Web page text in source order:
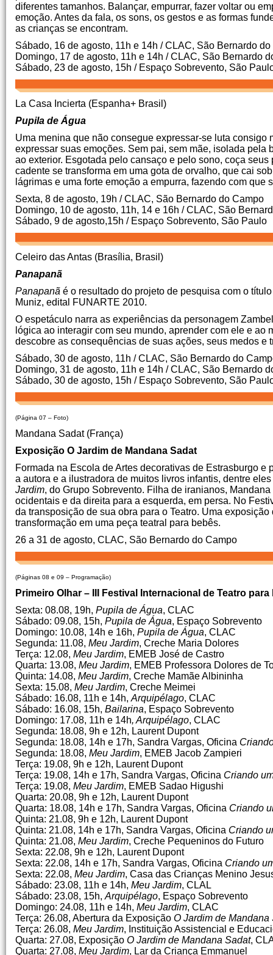
diferentes tamanhos. Balançar, empurrar, fazer voltar ou
emoção. Antes da fala, os sons, os gestos e as formas
as crianças se encontram.
Sábado, 16 de agosto, 11h e 14h / CLAC, São Bernardo
Domingo, 17 de agosto, 11h e 14h / CLAC, São Bernardo
Sábado, 23 de agosto, 15h / Espaço Sobrevento, São
La Casa Incierta (Espanha+ Brasil)
Pupila de Água
Uma menina que não consegue expressar-se luta
expressar suas emoções. Sem pai, sem mãe, isolada
ao exterior. Esgotada pelo cansaço e pelo sono, coça
cadente se transforma em uma gota de orvalho, que cai
lágrimas e uma forte emoção a empurra, fazendo com
Sexta, 8 de agosto, 19h / CLAC, São Bernardo do Campo
Domingo, 10 de agosto, 11h, 14 e 16h / CLAC, São
Sábado, 9 de agosto,15h / Espaço Sobrevento, São Paulo
Celeiro das Antas (Brasília, Brasil)
Panapanã
Panapanã é o resultado do projeto de pesquisa com o
Muniz, edital FUNARTE 2010.
O espetáculo narra as experiências da personagem
lógica ao interagir com seu mundo, aprender com ele e
descobre as consequências de suas ações, seus medos e
Sábado, 30 de agosto, 11h / CLAC, São Bernardo do
Domingo, 31 de agosto, 11h e 14h / CLAC, São Bernardo
Sábado, 30 de agosto, 15h / Espaço Sobrevento, São
(Página 07 – Foto)
Mandana Sadat (França)
Exposição O Jardim de Mandana Sadat
Formada na Escola de Artes decorativas de Estrasburgo
a autora e a ilustradora de muitos livros infantis, dentre eles
Jardim, do Grupo Sobrevento. Filha de iranianos,
ocidentais e da direita para a esquerda, em persa. No
da transposição de sua obra para o Teatro. Uma
transformação em uma peça teatral para bebês.
26 a 31 de agosto, CLAC, São Bernardo do Campo
(Páginas 08 e 09 – Programação)
Primeiro Olhar – III Festival Internacional de Teatro para
Sexta: 08.08, 19h, Pupila de Água, CLAC
Sábado: 09.08, 15h, Pupila de Água, Espaço Sobrevento
Domingo: 10.08, 14h e 16h, Pupila de Água, CLAC
Segunda: 11.08, Meu Jardim, Creche Maria Dolores
Terça: 12.08, Meu Jardim, EMEB José de Castro
Quarta: 13.08, Meu Jardim, EMEB Professora Dolores de
Quinta: 14.08, Meu Jardim, Creche Mamãe Albininha
Sexta: 15.08, Meu Jardim, Creche Meimei
Sábado: 16.08, 11h e 14h, Arquipélago, CLAC
Sábado: 16.08, 15h, Bailarina, Espaço Sobrevento
Domingo: 17.08, 11h e 14h, Arquipélago, CLAC
Segunda: 18.08, 9h e 12h, Laurent Dupont
Segunda: 18.08, 14h e 17h, Sandra Vargas, Oficina
Segunda: 18.08, Meu Jardim, EMEB Jacob Zampieri
Terça: 19.08, 9h e 12h, Laurent Dupont
Terça: 19.08, 14h e 17h, Sandra Vargas, Oficina Criando
Terça: 19.08, Meu Jardim, EMEB Sadao Higushi
Quarta: 20.08, 9h e 12h, Laurent Dupont
Quarta: 18.08, 14h e 17h, Sandra Vargas, Oficina Criando
Quinta: 21.08, 9h e 12h, Laurent Dupont
Quinta: 21.08, 14h e 17h, Sandra Vargas, Oficina Criando
Quinta: 21.08, Meu Jardim, Creche Pequeninos do Futuro
Sexta: 22.08, 9h e 12h, Laurent Dupont
Sexta: 22.08, 14h e 17h, Sandra Vargas, Oficina Criando
Sexta: 22.08, Meu Jardim, Casa das Crianças Menino
Sábado: 23.08, 11h e 14h, Meu Jardim, CLAL
Sábado: 23.08, 15h, Arquipélago, Espaço Sobrevento
Domingo: 24.08, 11h e 14h, Meu Jardim, CLAC
Terça: 26.08, Abertura da Exposição O Jardim de Mandana
Terça: 26.08, Meu Jardim, Instituição Assistencial e
Quarta: 27.08, Exposição O Jardim de Mandana Sadat,
Quarta: 27.08, Meu Jardim, Lar da Criança Emmanuel